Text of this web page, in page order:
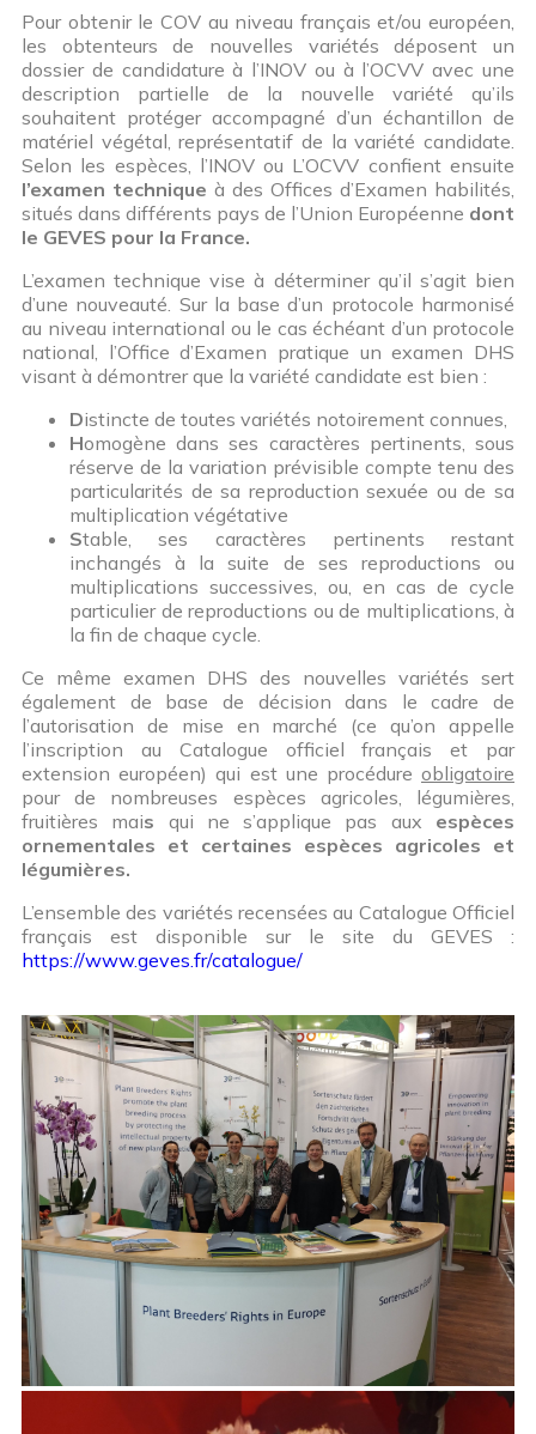
Pour obtenir le COV au niveau français et/ou européen,
les obtenteurs de nouvelles variétés déposent un
dossier de candidature à l’INOV ou à l’OCVV avec une
description partielle de la nouvelle variété qu’ils
souhaitent protéger accompagné d’un échantillon de
matériel végétal, représentatif de la variété candidate.
Selon les espèces, l’INOV ou L’OCVV confient ensuite
l’examen technique à des Offices d’Examen habilités,
situés dans différents pays de l’Union Européenne dont
le GEVES pour la France.
L’examen technique vise à déterminer qu’il s’agit bien
d’une nouveauté. Sur la base d’un protocole harmonisé
au niveau international ou le cas échéant d’un protocole
national, l’Office d’Examen pratique un examen DHS
visant à démontrer que la variété candidate est bien :
Distincte de toutes variétés notoirement connues,
Homogène dans ses caractères pertinents, sous
réserve de la variation prévisible compte tenu des
particularités de sa reproduction sexuée ou de sa
multiplication végétative
Stable, ses caractères pertinents restant
inchangés à la suite de ses reproductions ou
multiplications successives, ou, en cas de cycle
particulier de reproductions ou de multiplications, à
la fin de chaque cycle.
Ce même examen DHS des nouvelles variétés sert
également de base de décision dans le cadre de
l’autorisation de mise en marché (ce qu’on appelle
l’inscription au Catalogue officiel français et par
extension européen) qui est une procédure obligatoire
pour de nombreuses espèces agricoles, légumières,
fruitières mais qui ne s’applique pas aux espèces
ornementales et certaines espèces agricoles et
légumières.
L’ensemble des variétés recensées au Catalogue Officiel
français est disponible sur le site du GEVES :
https://www.geves.fr/catalogue/